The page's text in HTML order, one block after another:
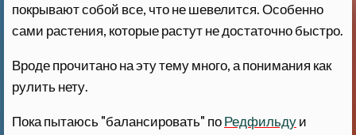
покрывают собой все, что не шевелится. Особенно
сами растения, которые растут не достаточно быстро.
Вроде прочитано на эту тему много, а понимания как
рулить нету.
Пока пытаюсь "балансировать" поРедфильдуи